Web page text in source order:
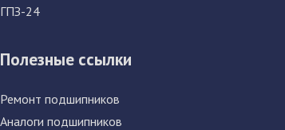
ГПЗ-24
Полезные ссылки
Ремонт подшипников
Аналоги подшипников